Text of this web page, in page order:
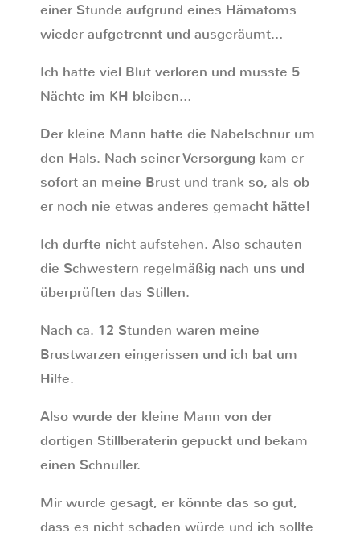
einer Stunde aufgrund eines Hämatoms
wieder aufgetrennt und ausgeräumt…
Ich hatte viel Blut verloren und musste 5
Nächte im KH bleiben…
Der kleine Mann hatte die Nabelschnur um
den Hals. Nach seiner Versorgung kam er
sofort an meine Brust und trank so, als ob
er noch nie etwas anderes gemacht hätte!
Ich durfte nicht aufstehen. Also schauten
die Schwestern regelmäßig nach uns und
überprüften das Stillen.
Nach ca. 12 Stunden waren meine
Brustwarzen eingerissen und ich bat um
Hilfe.
Also wurde der kleine Mann von der
dortigen Stillberaterin gepuckt und bekam
einen Schnuller.
Mir wurde gesagt, er könnte das so gut,
dass es nicht schaden würde und ich sollte